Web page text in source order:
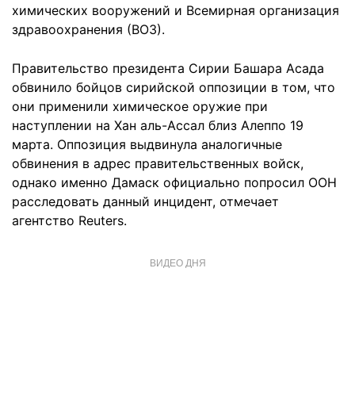
химических вооружений и Всемирная организация
здравоохранения (ВОЗ).
Правительство президента Сирии Башара Асада
обвинило бойцов сирийской оппозиции в том, что
они применили химическое оружие при
наступлении на Хан аль-Ассал близ Алеппо 19
марта. Оппозиция выдвинула аналогичные
обвинения в адрес правительственных войск,
однако именно Дамаск официально попросил ООН
расследовать данный инцидент, отмечает
агентство Reuters.
ВИДЕО ДНЯ